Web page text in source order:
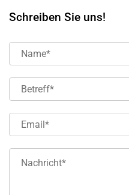
Schreiben Sie uns!